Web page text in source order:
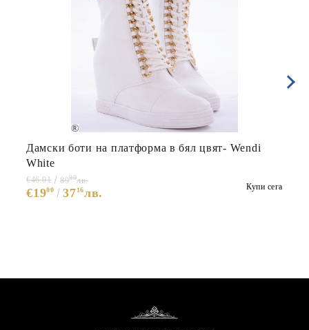
Дамски боти на платформа в бял цвят- Wendi
White
€1900 3716лв.
€46.01 8999лв.
Купи сега